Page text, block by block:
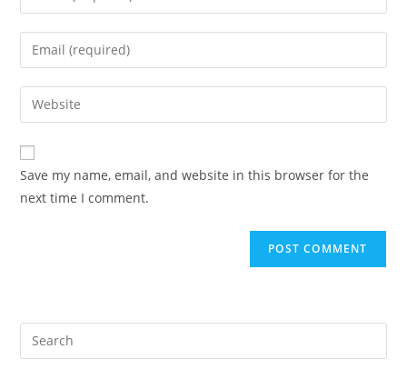
your
name
comment
Enter
your
email
address
comment
Enter
your
website
URL
(optional)
Save my name, email, and website in this browser for the
next time I comment.